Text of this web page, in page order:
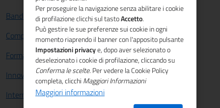
Bandi e Finanziamenti
Competitività sistema imprenditoriale
Formazione e lavoro
Innovazione
Internazionalizzazione
Per proseguire la navigazione senza abilitare i cookie
di profilazione clicchi sul tastoAccetto.
Può gestire le sue preferenze sui cookie in ogni
momento riaprendo il banner con l'apposito pulsante
Impostazioni privacye, dopo aver selezionato o
deselezionato i cookie di profilazione, cliccando su
Conferma le scelte. Per vedere la Cookie Policy
completa, clicchi Maggiori Informazioni
Maggiori informazioni